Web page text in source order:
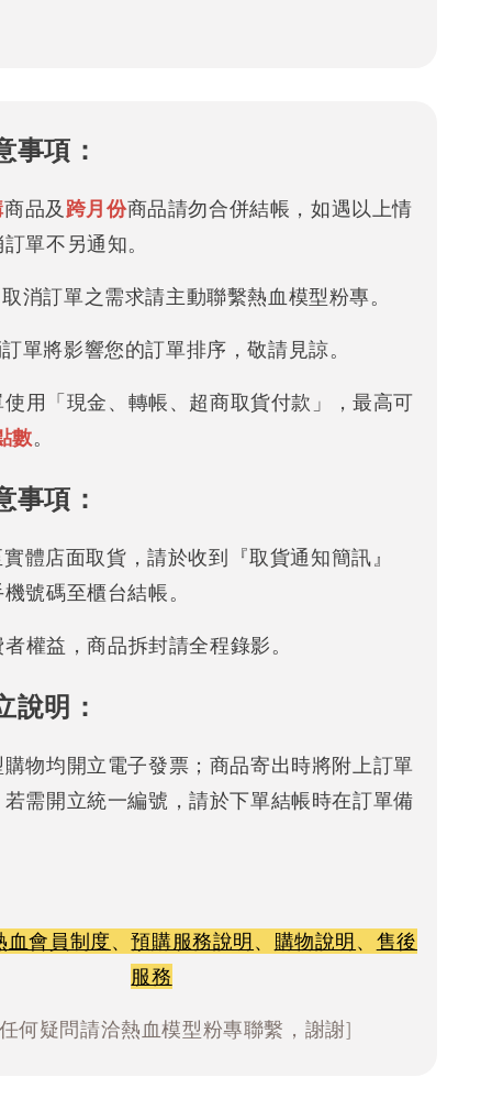
事項：
商品及 跨月份商品請勿合併結帳，如遇以上情
單不另通知。
消訂單之需求請主動聯繫熱血模型粉專。
單將影響您的訂單排序，敬請見諒。
用「現金、轉帳、超商取貨付款」，最高可
數。
事項：
體店面取貨，請於收到『取貨通知簡訊』
號碼至櫃台結帳。
權益，商品拆封請全程錄影。
說明：
物均開立電子發票；商品寄出時將附上訂單
需開立統一編號，請於下單結帳時在訂單備
血會員制度、預購服務說明、 購物說明、 售後
服務
何疑問請洽熱血模型粉專聯繫，謝謝]